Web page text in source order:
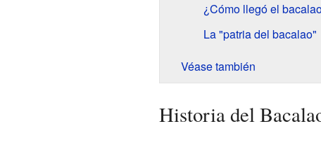
¿Cómo llegó el
La "patria del bacalao"
Véase también
Historia del